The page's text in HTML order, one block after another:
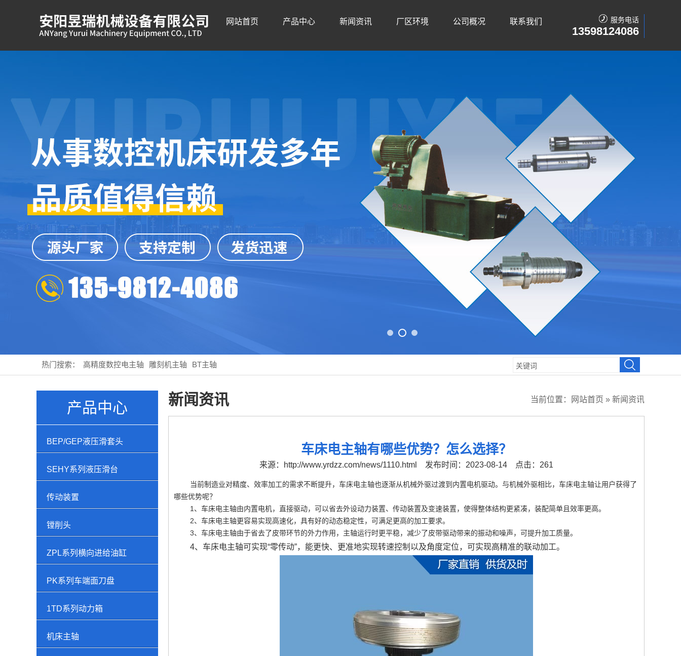
网站首页 产品中心 新闻资讯 厂区环境 公司概况 联系我们 服务电话
13598124086
热门搜索： 高精度数控电主轴 雕刻机主轴 BT主轴
产品中心
BEP/GEP液压滑套头
SEHY系列液压滑台
传动装置
镗削头
ZPL系列横向进给油缸
PK系列车端面刀盘
1TD系列动力箱
机床主轴
新闻资讯 当前位置： 网站首页 » 新闻资讯
车床电主轴有哪些优势？怎么选择？
来源： http://www.yrdzz.com/news/1110.html 发布时间：2023-08-14 点击：261
当前制造业对精度、效率加工的需求不断提升，车床电主轴也逐渐从机械外驱过渡到内置电机驱动。与机械外驱相比，车床电主轴让用户获得了
哪些优势呢？
1、车床电主轴由内置电机，直接驱动，可以省去外设动力装置、传动装置及变速装置，使得整体结构更紧凑，装配简单且效率更高。
2、车床电主轴更容易实现高速化，具有好的动态稳定性，可满足更高的加工要求。
3、车床电主轴由于省去了皮带环节的外力作用，主轴运行时更平稳，减少了皮带驱动带来的振动和噪声，可提升加工质量。
4、车床电主轴可实现“零传动”，能更快、更准地实现转速控制以及角度定位，可实现高精准的联动加工。